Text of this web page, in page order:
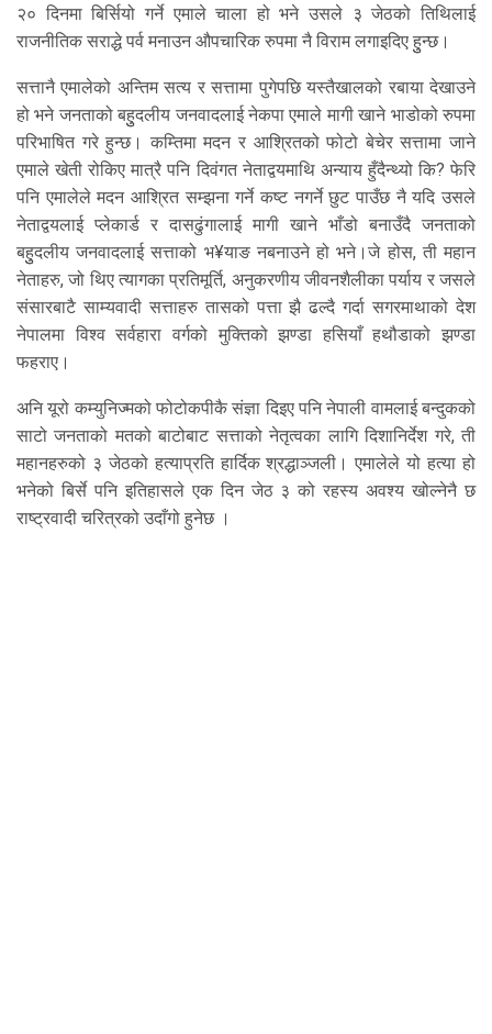
२० दिनमा बिर्सियो गर्ने एमाले चाला हो भने उसले ३ जेठको तिथिलाई
राजनीतिक सराद्धे पर्व मनाउन औपचारिक रुपमा नै विराम लगाइदिए हुुन्छ।
सत्तानै एमालेको अन्तिम सत्य र सत्तामा पुगेपछि यस्तैखालको रबाया देखाउने
हो भने जनताको बहुुदलीय जनवादलाई नेकपा एमाले मागी खाने भाडोको रुपमा
परिभाषित गरे हुन्छ। कम्तिमा मदन र आश्रितको फोटो बेचेर सत्तामा जाने
एमाले खेती रोकिए मात्रै पनि दिवंगत नेताद्वयमाथि अन्याय हुँदैन्थ्यो कि? फेरि
पनि एमालेले मदन आश्रित सम्झना गर्ने कष्ट नगर्ने छुट पाउँछ नै यदि उसले
नेताद्वयलाई प्लेकार्ड र दासढुंगालाई मागी खाने भाँडो बनाउँदै जनताको
बहुुदलीय जनवादलाई सत्ताको भ¥याङ नबनाउने हो भने।जे होस, ती महान
नेताहरु, जो थिए त्यागका प्रतिमूर्ति, अनुकरणीय जीवनशैलीका पर्याय र जसले
संसारबाटै साम्यवादी सत्ताहरु तासको पत्ता झै ढल्दै गर्दा सगरमाथाको देश
नेपालमा विश्व सर्वहारा वर्गको मुक्तिको झण्डा हसियाँ हथौडाको झण्डा
फहराए।
अनि यूरो कम्युनिज्मको फोटोकपीकै संज्ञा दिइए पनि नेपाली वामलाई बन्दुकको
साटो जनताको मतको बाटोबाट सत्ताको नेतृत्वका लागि दिशानिर्देश गरे, ती
महानहरुको ३ जेठको हत्याप्रति हार्दिक श्रद्धाञ्जली। एमालेले यो हत्या हो
भनेको बिर्से पनि इतिहासले एक दिन जेठ ३ को रहस्य अवश्य खोल्नेनै छ
राष्ट्रवादी चरित्रको उदाँगो हुनेछ ।